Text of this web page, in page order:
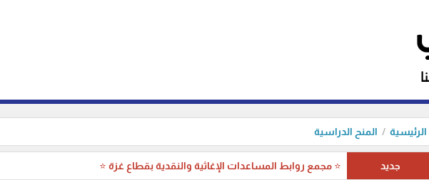
الرئيسية المنح الدراسية
جديد ⭐ مجمع روابط المساعدات الإغاثية والنقدية بقطاع غزة ⭐